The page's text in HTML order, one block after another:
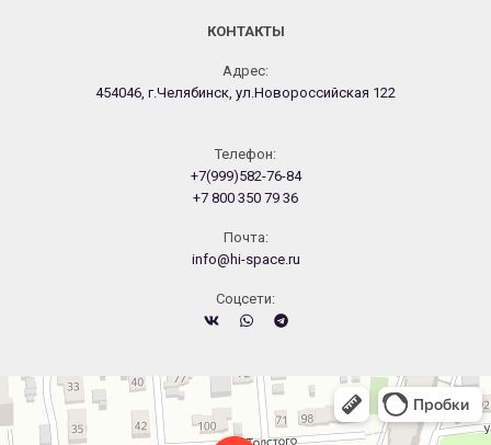
КОНТАКТЫ
Адрес:
454046, г.Челябинск, ул.Новороссийская 122
Телефон:
+7(999)582-76-84
+7 800 350 79 36
Почта:
info@hi-space.ru
Cоцсети:
Челябинск
Новороссийская улица, 122 — Яндекс.Карты